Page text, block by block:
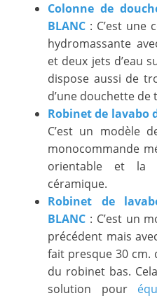
Colonne de
BLANC : C’est une
hydromassante
et deux jets d’eau
dispose aussi de
d’une douchette de
Robinet de lavabo
C’est un modèle
monocommande
orientable et la
céramique.
Robinet de
BLANC : C’est un
précédent mais
fait presque 30 cm.
du robinet bas.
solution pour